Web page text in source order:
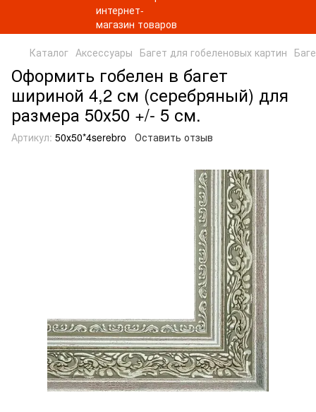
Каталог Аксессуары Багет для гобеленовых картин
Оформить гобелен в багет
шириной 4,2 см (серебряный) для
размера 50х50 +/- 5 см.
Артикул: 50х50*4serebro Оставить отзыв